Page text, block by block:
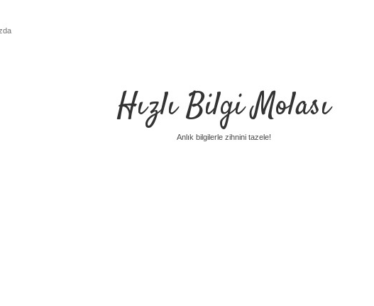
Hızlı Bilgi Molası
Anlık bilgilerle zihnini tazele!